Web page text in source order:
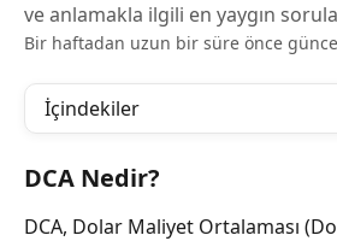
ve anlamakla ilgili en yaygın
Bir haftadan uzun bir süre önce
İçindekiler
DCA Nedir?
DCA, Dolar Maliyet Ortalaması